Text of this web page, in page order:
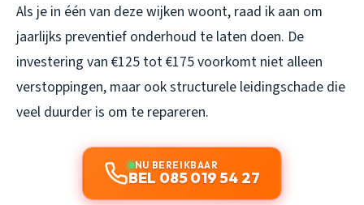
Als je in één van deze wijken woont, raad ik aan om
jaarlijks preventief onderhoud te laten doen. De
investering van €125 tot €175 voorkomt niet alleen
verstoppingen, maar ook structurele leidingschade die
veel duurder is om te repareren.
NU BEREIKBAAR
BEL 085 019 54 27